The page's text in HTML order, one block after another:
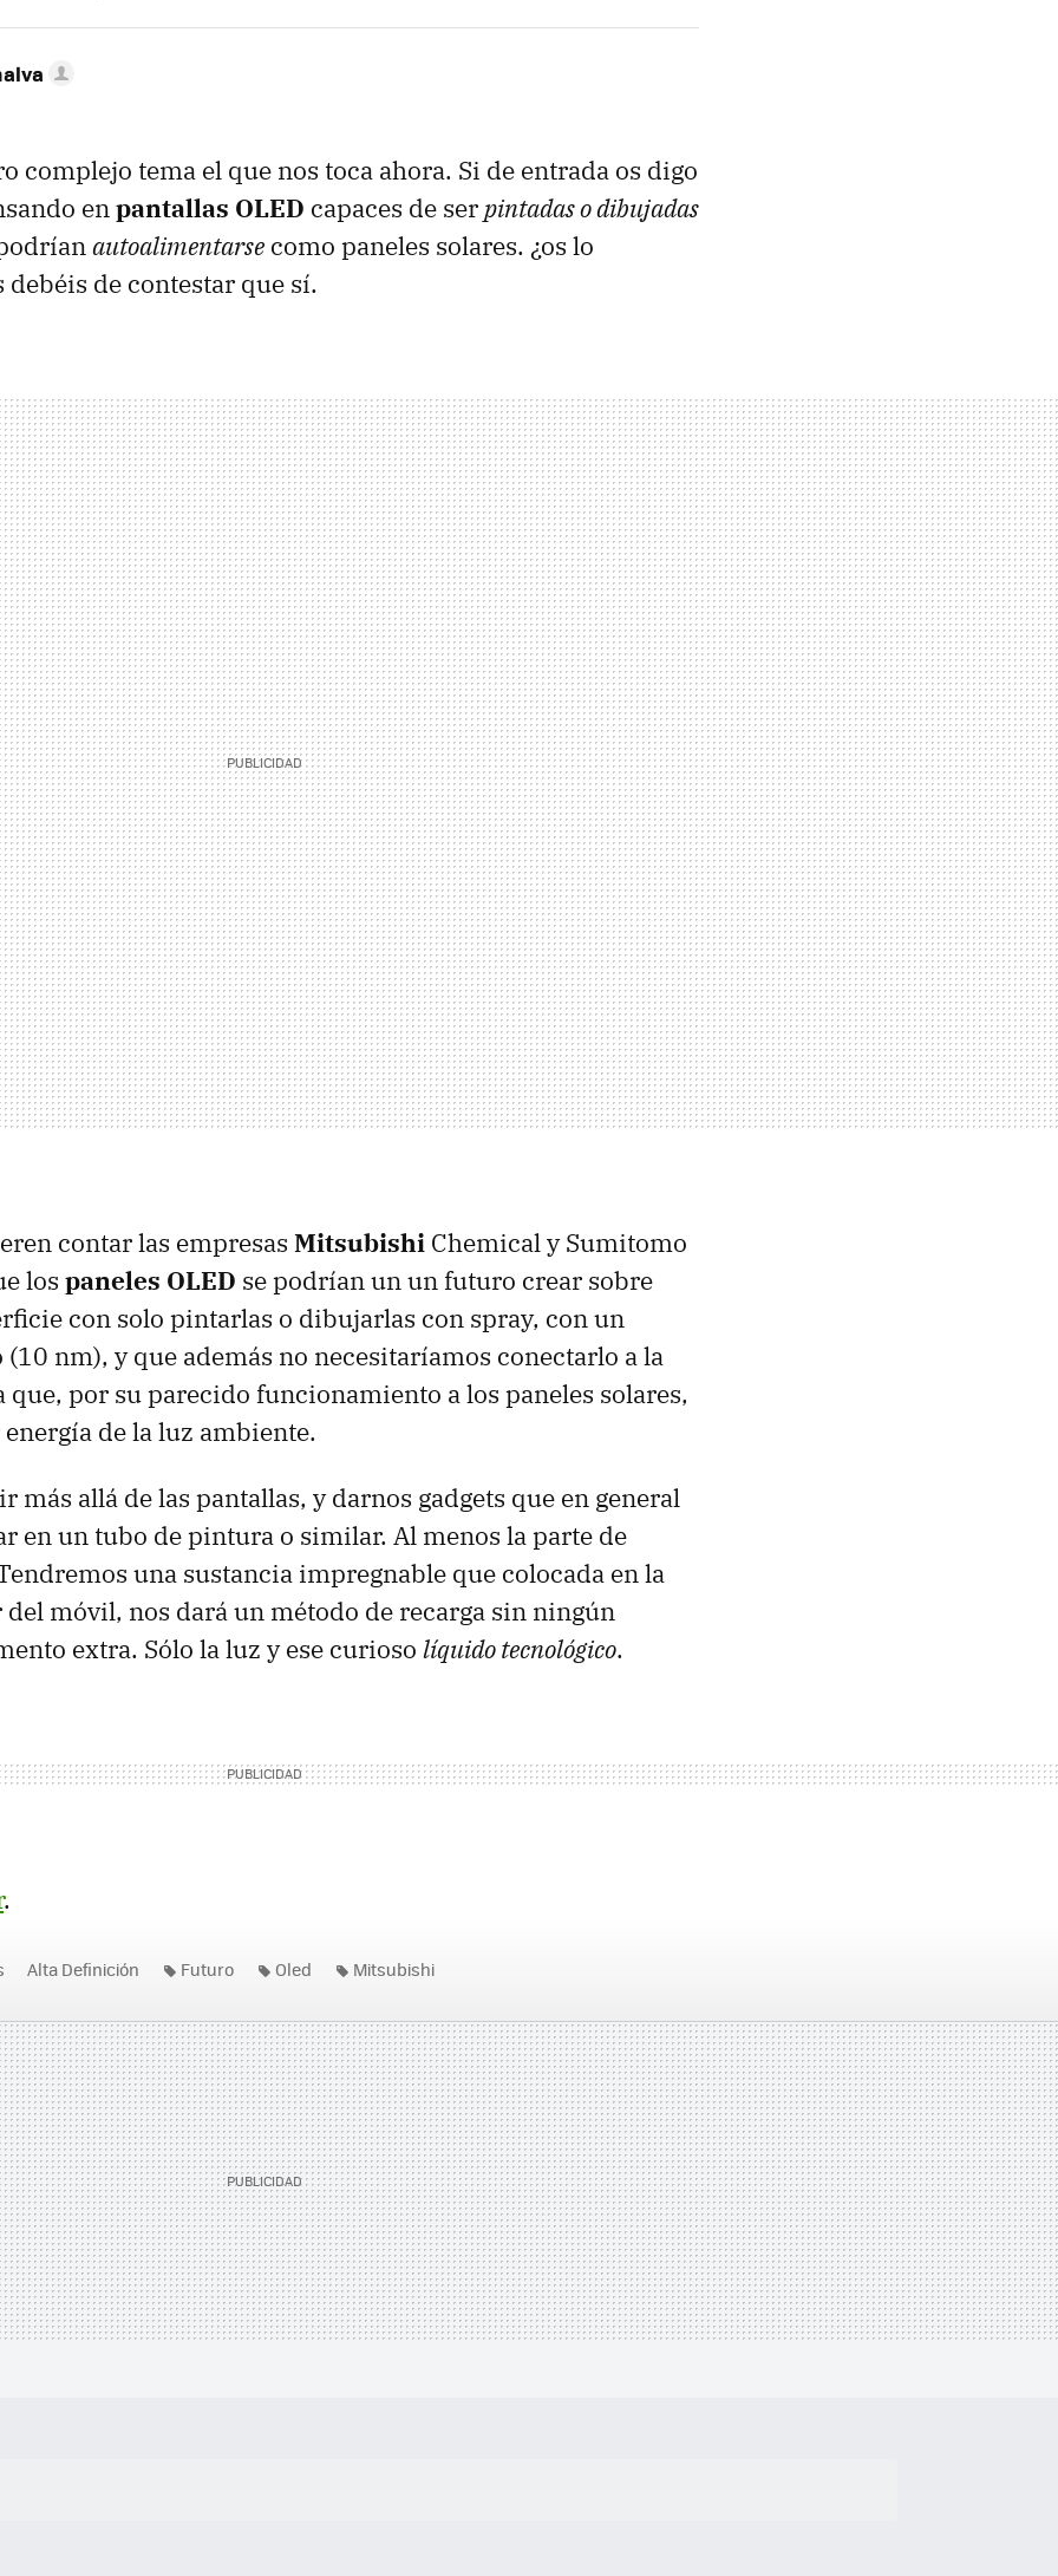
complejo tema el que nos toca ahora. Si de entrada os digo
enpantallas OLED capaces de serpintadas o dibujadas
autoalimentarse como paneles solares. ¿os lo
debéis de contestar que sí.
contar las empresas Mitsubishi Chemical y Sumitomo
los paneles OLED se podrían un un futuro crear sobre
con solo pintarlas o dibujarlas con spray, con un
nm), y que además no necesitaríamos conectarlo a la
que, por su parecido funcionamiento a los paneles solares,
de la luz ambiente.
más allá de las pantallas, y darnos gadgets que en general
en un tubo de pintura o similar. Al menos la parte de
una sustancia impregnable que colocada en la
móvil, nos dará un método de recarga sin ningún
extra. Sólo la luz y ese curioso líquido tecnológico.
.
Alta Definición Futuro Oled Mitsubishi